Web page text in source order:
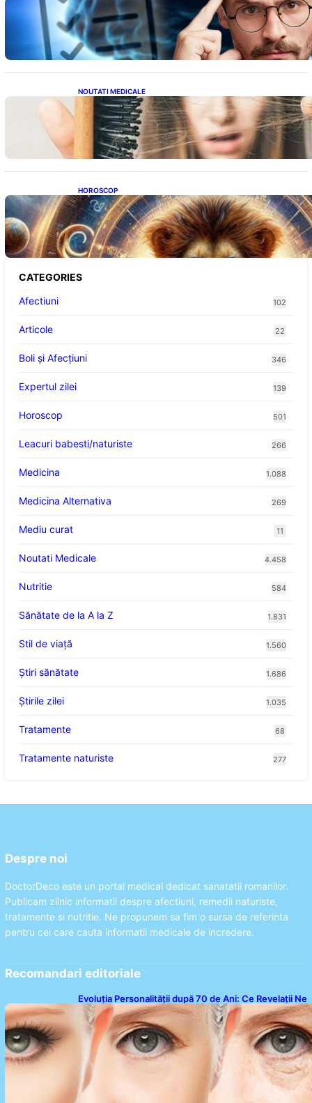
Inteligența dincolo de note: Semnele unui IQ
ridicat care nu țin de școală
NOUTATI MEDICALE
Semnele unei deficiențe de proteine:
Impactul asupra sănătății tale
HOROSCOP
Portalul Leului 8/8: Oportunități de
Abundență pentru Cinci Zodii în 2026
CATEGORIES
Afectiuni
102
Articole 22
Boli și Afecțiuni 346
Expertul zilei 139
Horoscop 501
Leacuri babesti/naturiste 266
Medicina 1.088
Medicina Alternativa 269
Mediu curat 11
Noutati Medicale 4.458
Nutritie 584
Sănătate de la A la Z 1.831
Stil de viaţă 1.560
Ştiri sănătate 1.686
Știrile zilei 1.035
Tratamente 68
Tratamente naturiste 277
Despre noi
DoctorDeco este un portal medical dedicat sanatatii romanilor.
Publicam zilnic informatii despre afectiuni, remedii naturiste,
tratamente si nutritie. Ne propunem sa fim o sursa de referinta
pentru cei care cauta informatii medicale de incredere.
Recomandari editoriale
Evoluția Personalității după 70 de Ani: Ce Revelații Ne
Oferă Studiile Psihologice